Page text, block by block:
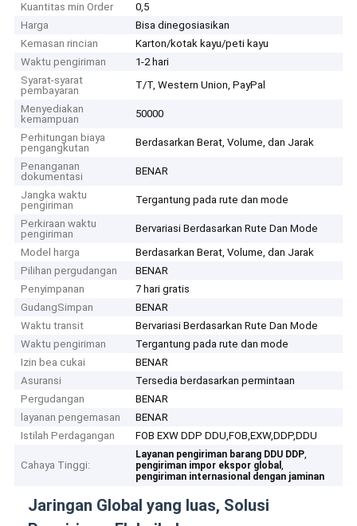
Kuantitas min Order
0,5
Harga
Bisa dinegosiasikan
Kemasan rincian
Karton/kotak kayu/peti kayu
Waktu pengiriman
1-2 hari
Syarat-syarat
pembayaran
T/T, Western Union, PayPal
Menyediakan
kemampuan
50000
Perhitungan biaya
pengangkutan
Berdasarkan Berat, Volume, dan Jarak
Penanganan
dokumentasi
BENAR
Jangka waktu
pengiriman
Tergantung pada rute dan mode
Perkiraan waktu
pengiriman
Bervariasi Berdasarkan Rute Dan Mode
Model harga
Berdasarkan Berat, Volume, dan Jarak
Pilihan pergudangan
BENAR
Penyimpanan
7 hari gratis
GudangSimpan
BENAR
Waktu transit
Bervariasi Berdasarkan Rute Dan Mode
Waktu pengiriman
Tergantung pada rute dan mode
Izin bea cukai
BENAR
Asuransi
Tersedia berdasarkan permintaan
Pergudangan
BENAR
layanan pengemasan
BENAR
Istilah Perdagangan
FOB EXW DDP DDU,FOB,EXW,DDP,DDU
Cahaya Tinggi:
Layanan pengiriman barang DDU DDP,
pengiriman impor ekspor global,
pengiriman internasional dengan jaminan
Jaringan Global yang luas, Solusi